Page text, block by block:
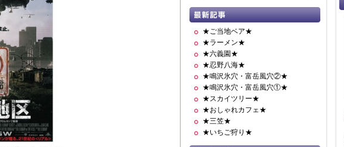
★ご当地ベア★
★ラーメン★
★六義園★
★忍野八海★
★鳴沢氷穴・富岳風穴②★
★鳴沢氷穴・富岳風穴①★
★スカイツリー★
★おしゃれカフェ★
★三笠★
★いちご狩り★